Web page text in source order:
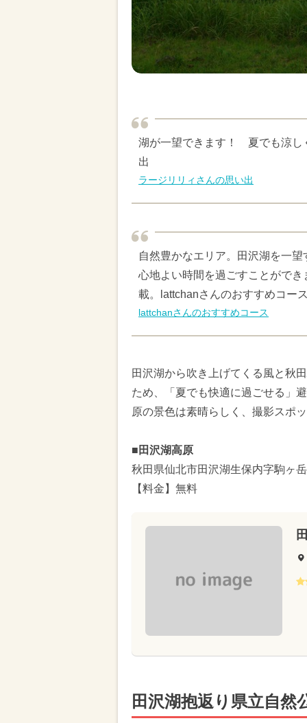
湖が一望できます！ 夏でも涼し
出
ラージリリィさんの思い出
自然豊かなエリア。田沢湖を一
心地よい時間を過ごすことがで
載。lattchanさんのおすすめコー
lattchanさんのおすすめコース
田沢湖から吹き上げてくる風と秋
ため、「夏でも快適に過ごせる」
原の景色は素晴らしく、撮影スポ
■ 田沢湖高原
秋田県仙北市田沢湖生保内字駒ヶ岳
【料金】無料
田沢湖抱返り県立自然